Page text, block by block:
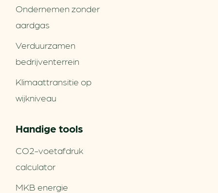
Ondernemen zonder
aardgas
Verduurzamen
bedrijventerrein
Klimaattransitie op
wijkniveau
Handige tools
CO2-voetafdruk
calculator
MKB energie